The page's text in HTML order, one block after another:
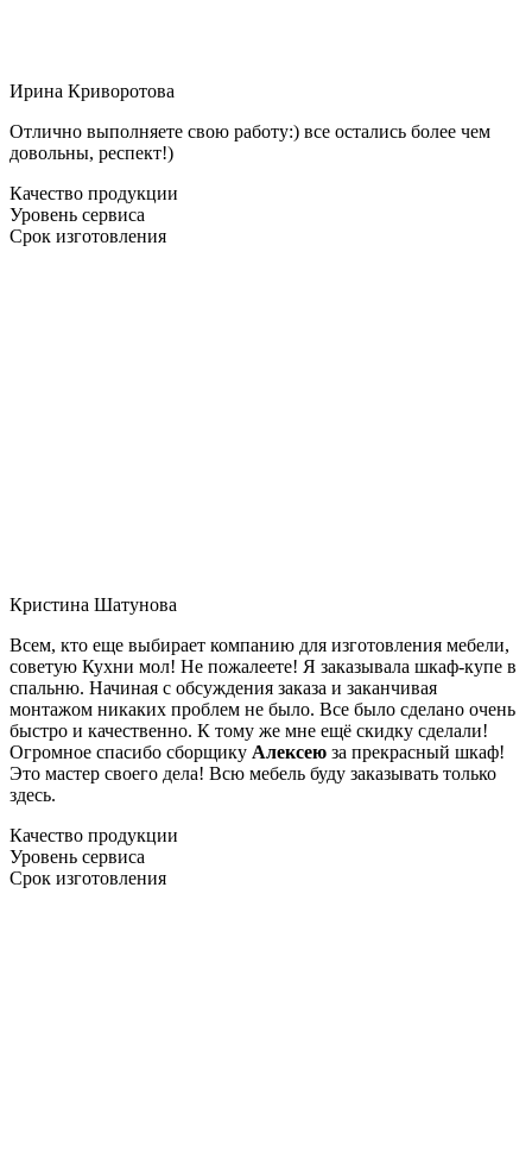
Ирина Криворотова
Отлично выполняете свою работу:) все остались более чем
довольны, респект!)
Качество продукции
Уровень сервиса
Срок изготовления
Кристина Шатунова
Всем, кто еще выбирает компанию для изготовления мебели,
советую Кухни мол! Не пожалеете! Я заказывала шкаф-купе в
спальню. Начиная с обсуждения заказа и заканчивая
монтажом никаких проблем не было. Все было сделано очень
быстро и качественно. К тому же мне ещё скидку сделали!
Огромное спасибо сборщику Алексею за прекрасный шкаф!
Это мастер своего дела! Всю мебель буду заказывать только
здесь.
Качество продукции
Уровень сервиса
Срок изготовления